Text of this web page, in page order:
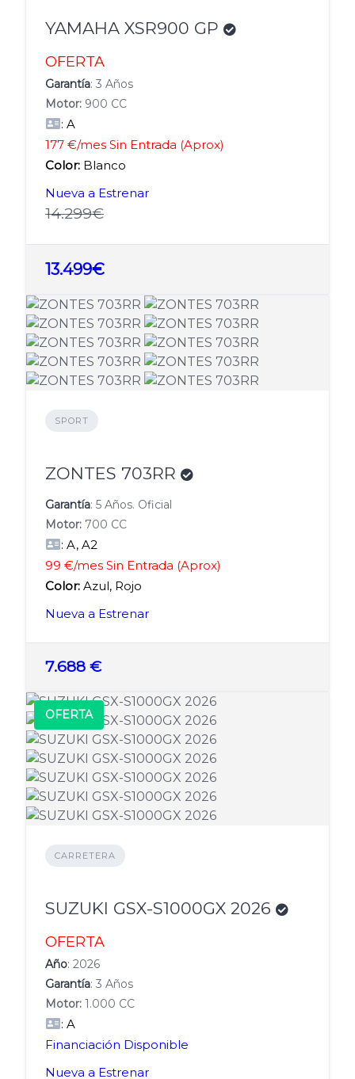
YAMAHA XSR900 GP
OFERTA
Garantía: 3 Años
Motor: 900 CC
: A
177 €/mes Sin Entrada (Aprox)
Color: Blanco
Nueva a Estrenar
14.299€
13.499€
SPORT
ZONTES 703RR
Garantía: 5 Años. Oficial
Motor: 700 CC
: A, A2
99 €/mes Sin Entrada (Aprox)
Color: Azul, Rojo
Nueva a Estrenar
7.688 €
OFERTA
CARRETERA
SUZUKI GSX-S1000GX 2026
OFERTA
Año: 2026
Garantía: 3 Años
Motor: 1.000 CC
: A
Financiación Disponible
Nueva a Estrenar